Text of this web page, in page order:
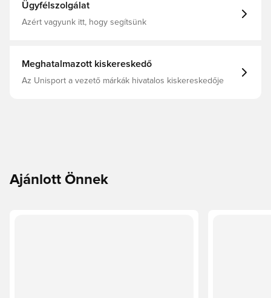
Ügyfélszolgálat
Azért vagyunk itt, hogy segítsünk
Meghatalmazott kiskereskedő
Az Unisport a vezető márkák hivatalos kiskereskedője
Ajánlott Önnek